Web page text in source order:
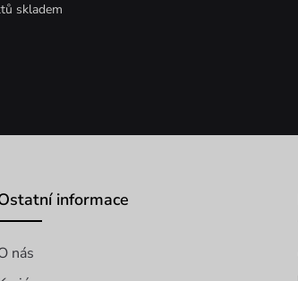
skladem
informace
nás